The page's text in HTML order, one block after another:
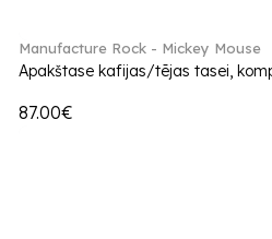
Manufacture Rock - Mickey Mouse
Apakštase kafijas/tējas tasei,
87.00€